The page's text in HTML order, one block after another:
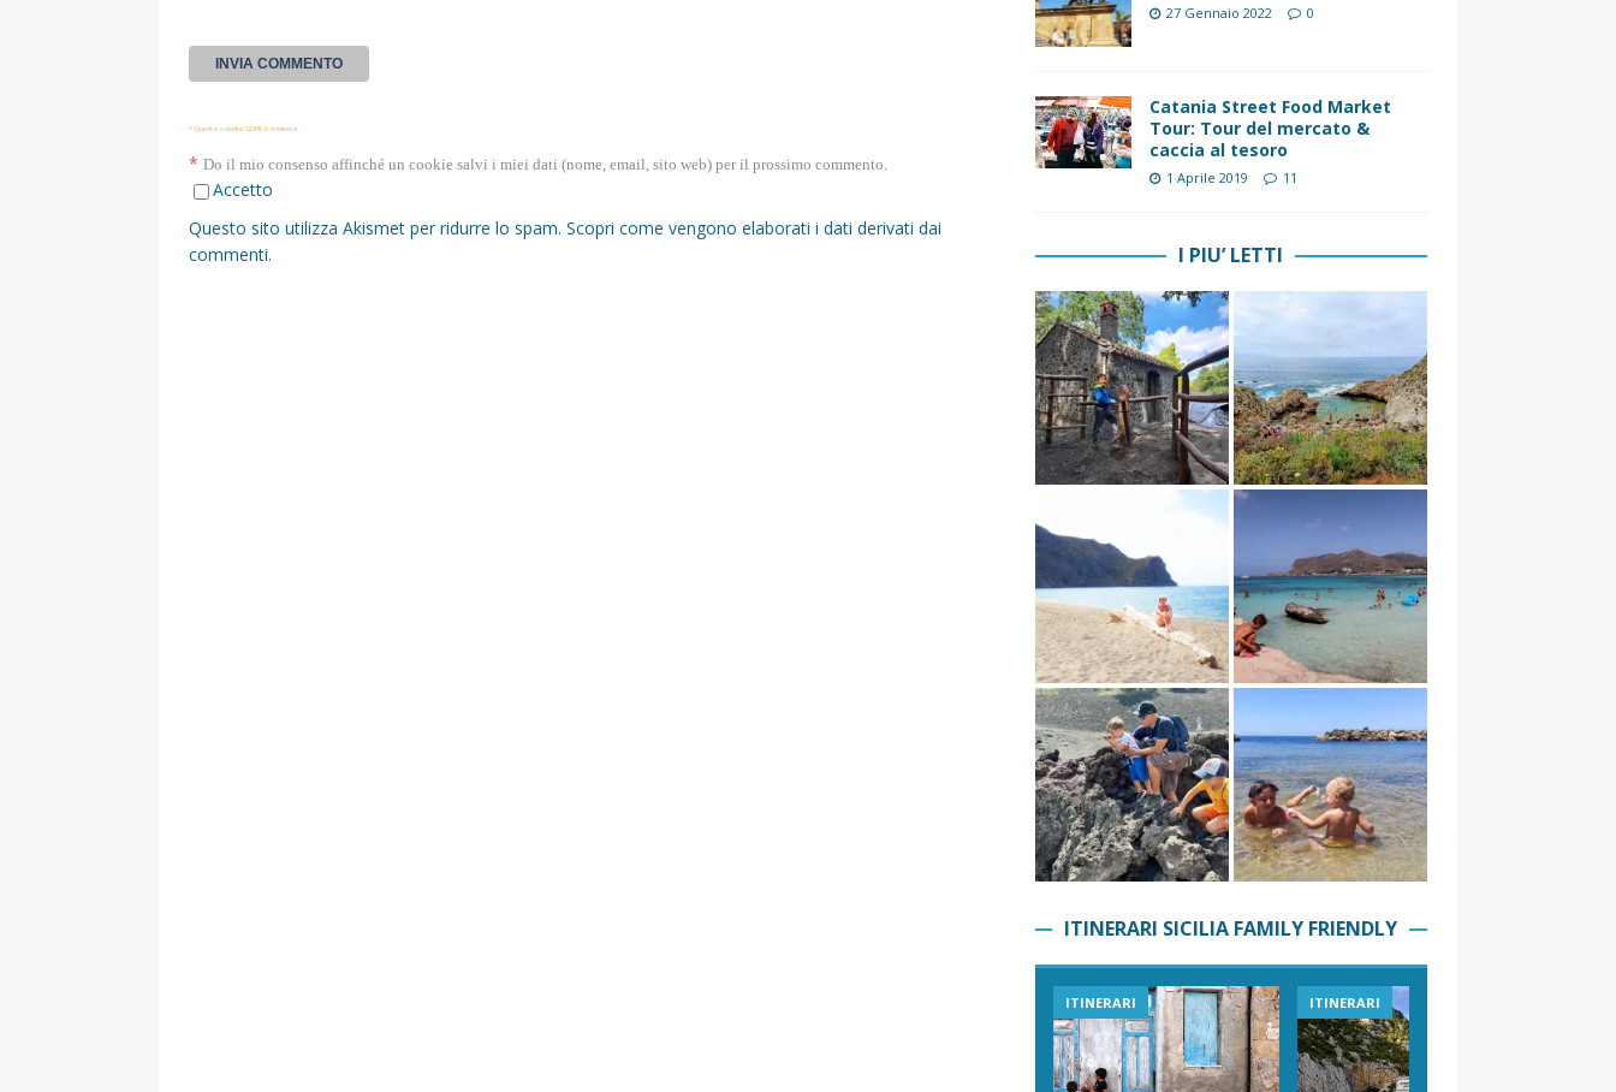
* Questa casella GDPR è richiesta
* Do il mio consenso affinché un cookie salvi i miei dati (nome, email, sito web) per il prossimo commento.
Accetto
Questo sito utilizza Akismet per ridurre lo spam. Scopri come vengono elaborati i dati derivati dai
commenti.
27 Gennaio 2022 0
Catania Street Food Market
Tour: Tour del mercato &
caccia al tesoro
1 Aprile 2019 11
I PIU’ LETTI
ITINERARI SICILIA FAMILY FRIENDLY
ITINERARI ITINERARI